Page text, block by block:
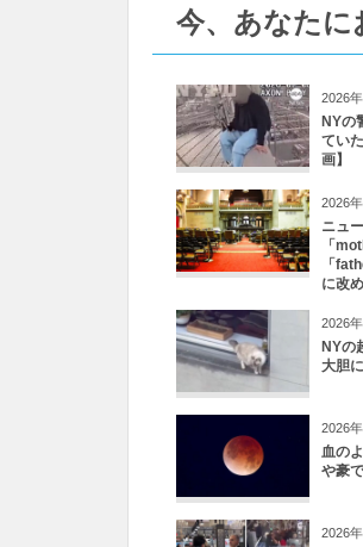
今、あなたに
2026
NYの
てい
画】
2026
ニュ
「
「
に改
2026
NYの
大胆
2026
血の
や豪
2026